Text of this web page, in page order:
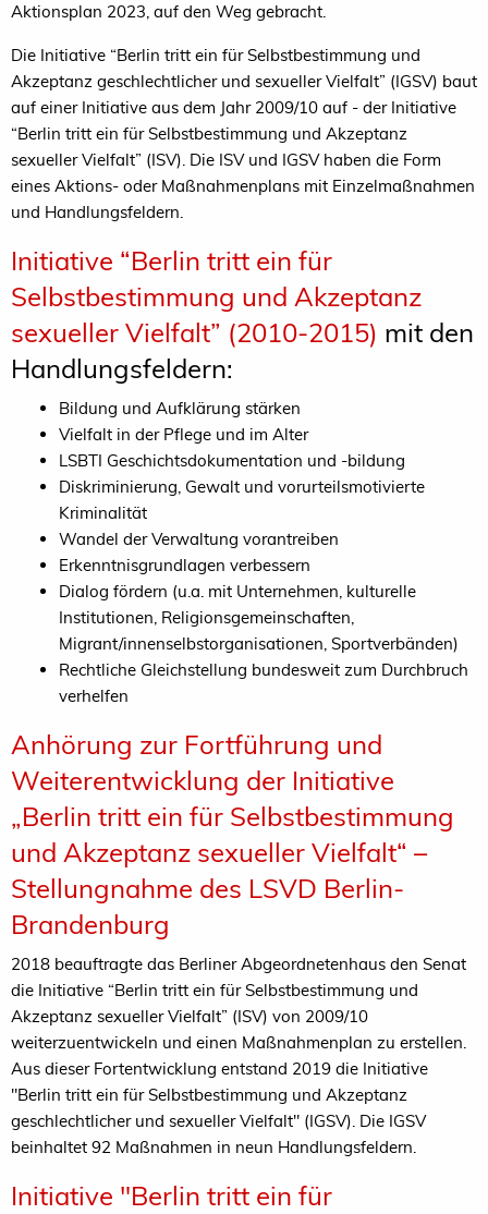
Aktionsplan 2023, auf den Weg gebracht.
Die Initiative “Berlin tritt ein für Selbstbestimmung und
Akzeptanz geschlechtlicher und sexueller Vielfalt” (IGSV) baut
auf einer Initiative aus dem Jahr 2009/10 auf - der Initiative
“Berlin tritt ein für Selbstbestimmung und Akzeptanz
sexueller Vielfalt” (ISV). Die ISV und IGSV haben die Form
eines Aktions- oder Maßnahmenplans mit Einzelmaßnahmen
und Handlungsfeldern.
Initiative “Berlin tritt ein für
Selbstbestimmung und Akzeptanz
sexueller Vielfalt” (2010-2015) mit den
Handlungsfeldern:
Bildung und Aufklärung stärken
Vielfalt in der Pflege und im Alter
LSBTI Geschichtsdokumentation und -bildung
Diskriminierung, Gewalt und vorurteilsmotivierte
Kriminalität
Wandel der Verwaltung vorantreiben
Erkenntnisgrundlagen verbessern
Dialog fördern (u.a. mit Unternehmen, kulturelle
Institutionen, Religionsgemeinschaften,
Migrant/innenselbstorganisationen, Sportverbänden)
Rechtliche Gleichstellung bundesweit zum Durchbruch
verhelfen
Anhörung zur Fortführung und
Weiterentwicklung der Initiative
„Berlin tritt ein für Selbstbestimmung
und Akzeptanz sexueller Vielfalt“ –
Stellungnahme des LSVD Berlin-
Brandenburg
2018 beauftragte das Berliner Abgeordnetenhaus den Senat
die Initiative “Berlin tritt ein für Selbstbestimmung und
Akzeptanz sexueller Vielfalt” (ISV) von 2009/10
weiterzuentwickeln und einen Maßnahmenplan zu erstellen.
Aus dieser Fortentwicklung entstand 2019 die Initiative
"Berlin tritt ein für Selbstbestimmung und Akzeptanz
geschlechtlicher und sexueller Vielfalt" (IGSV). Die IGSV
beinhaltet 92 Maßnahmen in neun Handlungsfeldern.
Initiative "Berlin tritt ein für